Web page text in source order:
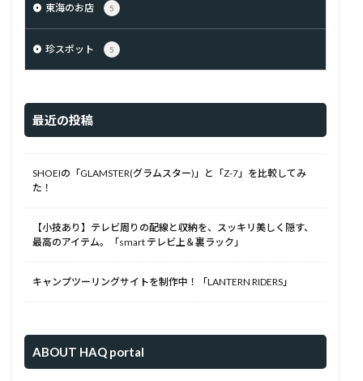
東海のお店 5
珍スポット 5
最近の投稿
SHOEIの「GLAMSTER(グラムスター)」と「Z-7」を比較してみ
た！
【小技あり】テレビ周りの配線と収納を、スッキリ美しく隠す、
最高のアイテム。「smart テレビ上＆裏ラック」
キャンプツーリングサイトを制作中！「LANTERN RIDERS」
ABOUT HAQ portal